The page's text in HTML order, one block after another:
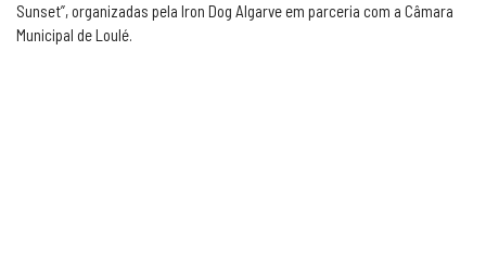
Sunset”, organizadas pela Iron Dog Algarve em parceria com a Câmara
Municipal de Loulé.